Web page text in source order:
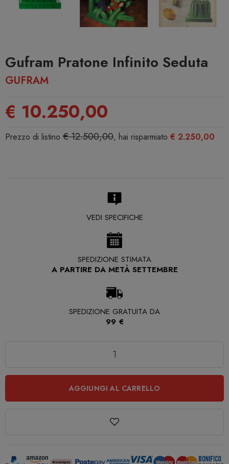
Gufram Pratone Infinito Seduta
GUFRAM
€ 10.250,00
Prezzo di listino € 12.500,00, hai risparmiato € 2.250,00
VEDI SPECIFICHE
SPEDIZIONE STIMATA
A PARTIRE DA METÀ SETTEMBRE
SPEDIZIONE GRATUITA DA
99 €
AGGIUNGI AL CARRELLO